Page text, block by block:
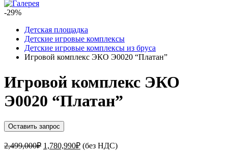
-29%
Детская площадка
Детские игровые комплексы
Детские игровые комплексы из бруса
Игровой комплекс ЭКО Э0020 “Платан”
Игровой комплекс ЭКО
Э0020 “Платан”
Оставить запрос
2,499,000₽ Первоначальная
1,780,990₽Текущая
цена:
(без НДС)